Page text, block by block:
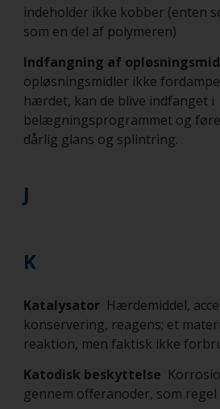
indeholder ikke kobber (enten
som en del af polymeren)
Indfangning af
opløsningsmidler ikke
hærdet, kan de blive indfanget i
belægningsprogrammet og
dårlig glans og splintring.
J
K
Katalysator Hærdemiddel,
konservering, reagens; et
reaktion, men faktisk ikke
Katodisk beskyttelse
gennem offeranoder, som